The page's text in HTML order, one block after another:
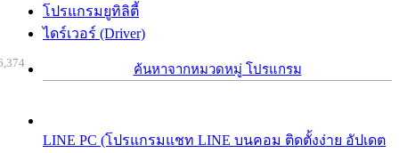
โปรแกรมยูทิลิตี้
ไดร์เวอร์ (Driver)
ค้นหาจากหมวดหมู่ โปรแกรม
LINE PC (โปรแกรมแชท LINE บนคอม ติดตั้งง่าย อัปเดต